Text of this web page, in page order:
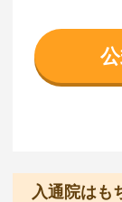
入通院はも